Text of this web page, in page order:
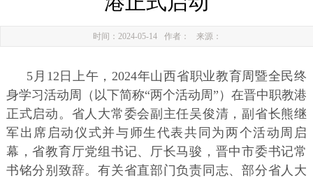
时间：2024-05-14 作者： 来源：
5月12日上午，2024年山西省职业教育周暨全民终
身学习活动周（以下简称“两个活动周”）在晋中职教港
正式启动。省人大常委会副主任吴俊清，副省长熊继
军出席启动仪式并与师生代表共同为两个活动周启
幕，省教育厅党组书记、厅长马骏，晋中市委书记常
书铭分别致辞。有关省直部门负责同志、部分省人大